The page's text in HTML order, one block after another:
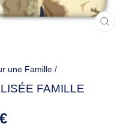
une Famille /
FAMILLE